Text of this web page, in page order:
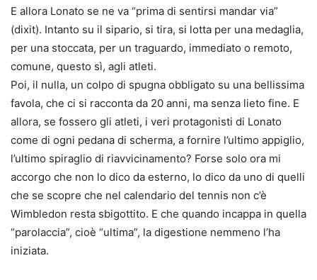
E allora Lonato se ne va “prima di sentirsi mandar via”
(dixit). Intanto su il sipario, si tira, si lotta per una medaglia,
per una stoccata, per un traguardo, immediato o remoto,
comune, questo sì, agli atleti.
Poi, il nulla, un colpo di spugna obbligato su una bellissima
favola, che ci si racconta da 20 anni, ma senza lieto fine. E
allora, se fossero gli atleti, i veri protagonisti di Lonato
come di ogni pedana di scherma, a fornire l’ultimo appiglio,
l’ultimo spiraglio di riavvicinamento? Forse solo ora mi
accorgo che non lo dico da esterno, lo dico da uno di quelli
che se scopre che nel calendario del tennis non c’è
Wimbledon resta sbigottito. E che quando incappa in quella
“parolaccia”, cioè “ultima”, la digestione nemmeno l’ha
iniziata.